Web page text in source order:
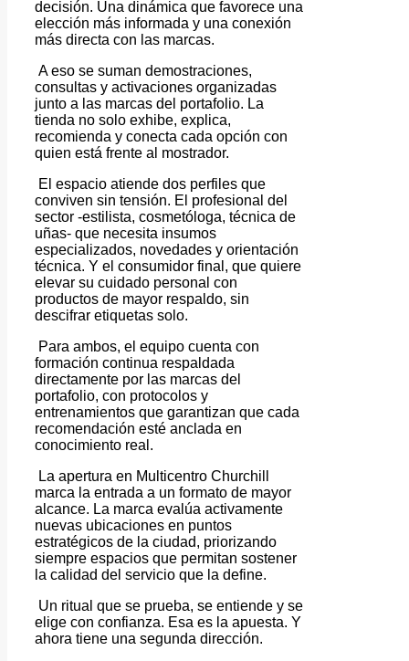
decisión. Una dinámica que favorece una
elección más informada y una conexión
más directa con las marcas.
A eso se suman demostraciones,
consultas y activaciones organizadas
junto a las marcas del portafolio. La
tienda no solo exhibe, explica,
recomienda y conecta cada opción con
quien está frente al mostrador.
El espacio atiende dos perfiles que
conviven sin tensión. El profesional del
sector -estilista, cosmetóloga, técnica de
uñas- que necesita insumos
especializados, novedades y orientación
técnica. Y el consumidor final, que quiere
elevar su cuidado personal con
productos de mayor respaldo, sin
descifrar etiquetas solo.
Para ambos, el equipo cuenta con
formación continua respaldada
directamente por las marcas del
portafolio, con protocolos y
entrenamientos que garantizan que cada
recomendación esté anclada en
conocimiento real.
La apertura en Multicentro Churchill
marca la entrada a un formato de mayor
alcance. La marca evalúa activamente
nuevas ubicaciones en puntos
estratégicos de la ciudad, priorizando
siempre espacios que permitan sostener
la calidad del servicio que la define.
Un ritual que se prueba, se entiende y se
elige con confianza. Esa es la apuesta. Y
ahora tiene una segunda dirección.